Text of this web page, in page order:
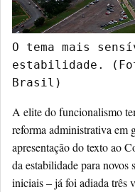
O tema mais
estabilidade.
Brasil)
A elite do funcionalismo
reforma administrativa em
apresentação do texto ao
da estabilidade para novos
iniciais – já foi adiada três